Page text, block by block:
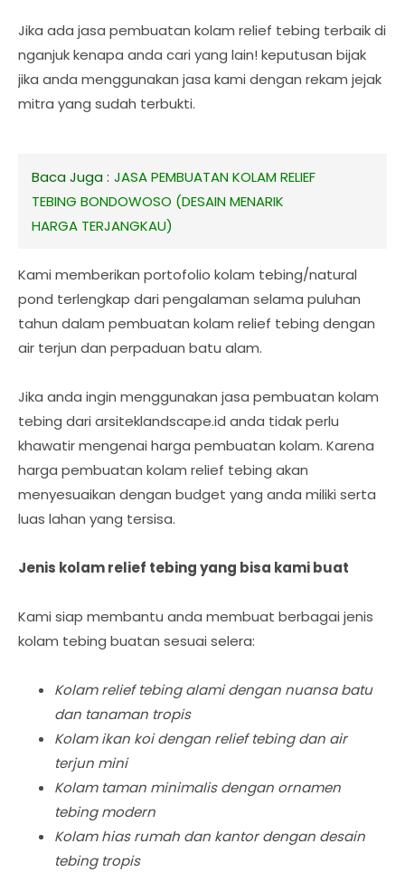
Jika ada jasa pembuatan kolam relief tebing terbaik di
nganjuk kenapa anda cari yang lain! keputusan bijak
jika anda menggunakan jasa kami dengan rekam jejak
mitra yang sudah terbukti.
Baca Juga : JASA PEMBUATAN KOLAM RELIEF
TEBING BONDOWOSO (DESAIN MENARIK
HARGA TERJANGKAU)
Kami memberikan portofolio kolam tebing/natural
pond terlengkap dari pengalaman selama puluhan
tahun dalam pembuatan kolam relief tebing dengan
air terjun dan perpaduan batu alam.
Jika anda ingin menggunakan jasa pembuatan kolam
tebing dari arsiteklandscape.id anda tidak perlu
khawatir mengenai harga pembuatan kolam. Karena
harga pembuatan kolam relief tebing akan
menyesuaikan dengan budget yang anda miliki serta
luas lahan yang tersisa.
Jenis kolam relief tebing yang bisa kami buat
Kami siap membantu anda membuat berbagai jenis
kolam tebing buatan sesuai selera:
Kolam relief tebing alami dengan nuansa batu
dan tanaman tropis
Kolam ikan koi dengan relief tebing dan air
terjun mini
Kolam taman minimalis dengan ornamen
tebing modern
Kolam hias rumah dan kantor dengan desain
tebing tropis